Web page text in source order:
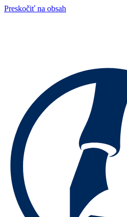
Preskočiť na obsah